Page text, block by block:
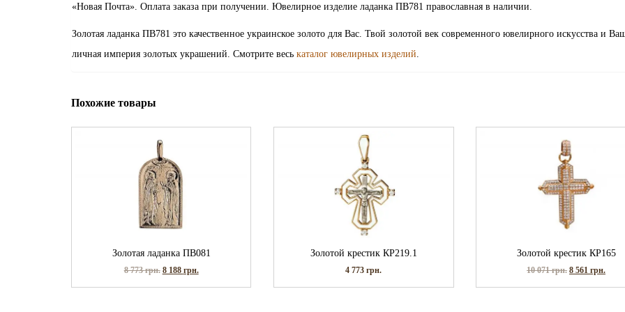
«Новая Почта». Оплата заказа при получении. Ювелирное изделие ладанка ПВ781 православная в наличии.
Золотая ладанка ПВ781 это качественное украинское золото для Вас. Твой золотой век современного ювелирного искусства и
личная империя золотых украшений. Смотрите весь каталог ювелирных изделий.
Похожие товары
Золотая ладанка ПВ081
8 773грн. 8 188 грн.
Золотой крестик КР219.1
4 773грн.
Золотой крестик КР165
10 071грн. 8 561грн.